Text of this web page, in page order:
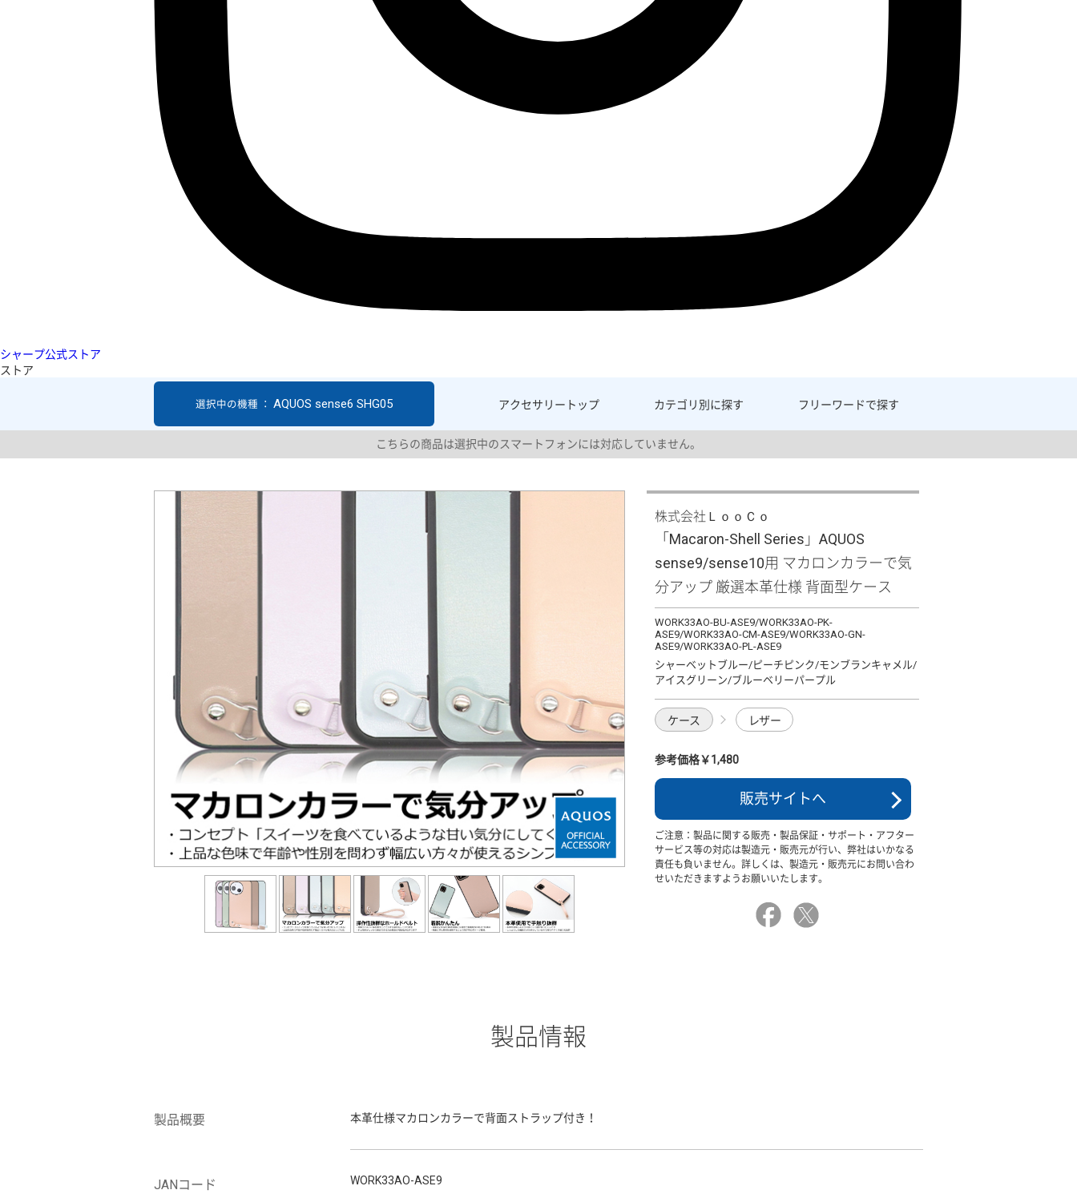
シャープ公式ストア
ストア
アクセサリー トップ カテゴリ別に探す フリーワードで探す
選択中の機種 ： AQUOS sense6 SHG05
こちらの商品は選択中のスマートフォンには対応していません。
株式会社ＬｏｏＣｏ
「Macaron-Shell Series」AQUOS
sense9/sense10用 マカロンカラーで気
分アップ 厳選本革仕様 背面型ケース
WORK33AO-BU-ASE9/WORK33AO-PK-
ASE9/WORK33AO-CM-ASE9/WORK33AO-GN-
ASE9/WORK33AO-PL-ASE9
シャーベットブルー/ピーチピンク/モンブランキャメル/
アイスグリーン/ブルーベリーパープル
ケース レザー
参考価格￥1,480
販売サイトへ
ご注意：製品に関する販売・製品保証・サポート・アフター
サービス等の対応は製造元・販売元が行い、弊社はいかなる
責任も負いません。詳しくは、製造元・販売元にお問い合わ
せいただきますようお願いいたします。
製品情報
製品概要 本革仕様マカロンカラーで背面ストラップ付き！
JANコード WORK33AO-ASE9